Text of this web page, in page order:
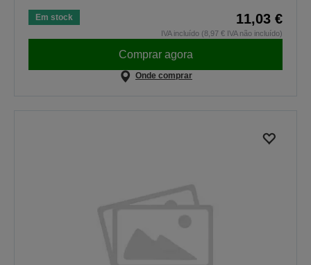
Em stock 11,03 €
IVA incluído (8,97 € IVA não incluído)
Comprar agora
Onde comprar